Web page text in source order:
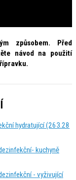
způsobem. Před
návod na použití
hydratující (263.28
kuchyně
- vyživující